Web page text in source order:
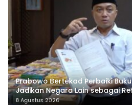
Prabowo Bertekad Perbaiki Buku
Jadikan Negara Lain sebagai
8 Agustus 2026